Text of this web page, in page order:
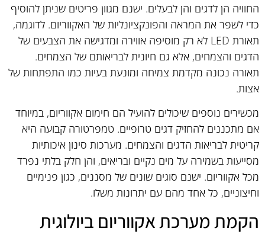
החוויה הן לדגים והן לבעלים. ישנם מגוון פריטים שניתן להוסיף
כדי לשפר את המראה והפונקציונליות של האקווריום. לדוגמה,
תאורת LED לא רק מוסיפה אווירה ומדגישה את הצבעים של
הדגים והצמחים, אלא גם חיונית לבריאותם של הצמחים.
תאורה נכונה מקדמת צמיחה ומונעת בעיות כמו התפתחות של
אצות.
מכשירים נוספים שיכולים להועיל הם חימום אקווריום, במיוחד
אם מתכננים להחזיק דגים טרופיים. טמפרטורה קבועה היא
קריטית לבריאות הדגים והצמחים. מערכות סינון איכותיות
מסייעות בשמירה על מים נקיים ובריאים, והן חלק בלתי נפרד
מכל אקווריום. ישנם סוגים שונים של מסננים, כגון פנימיים
וחיצוניים, כל אחד מהם עם יתרונות משלו.
הקמת מערכת אקווריום ביולוגית